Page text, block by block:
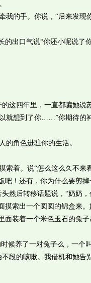
的手。你说，“后来发现
出口气说“你还小呢说了
四年里，一直都骗她说
就想到了你……”你期待的
角色进驻你的生活。
着。说“怎么这么久不来
吧！还有，你为什么要剪
然后转移话题说，“奶奶
摸索出一个圆圆的锦盒来
面装着一个米色玉石的兔
养了一对兔子么，一个
段的咳嗽。我借机和她告别